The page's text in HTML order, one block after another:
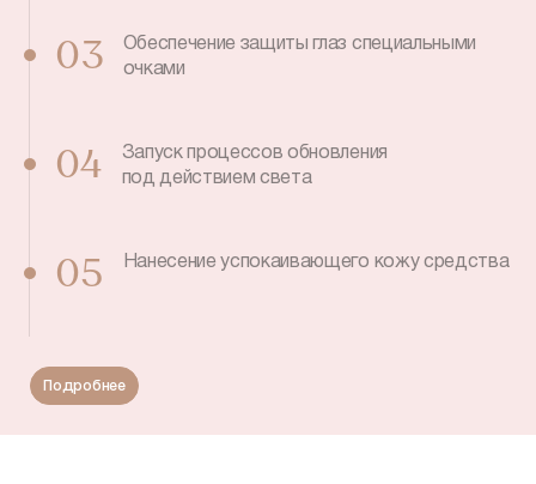
03
Обеспечение защиты глаз специальными
очками
04
Запуск процессов обновления
под действием света
05 Нанесение успокаивающего кожу средства
Подробнее